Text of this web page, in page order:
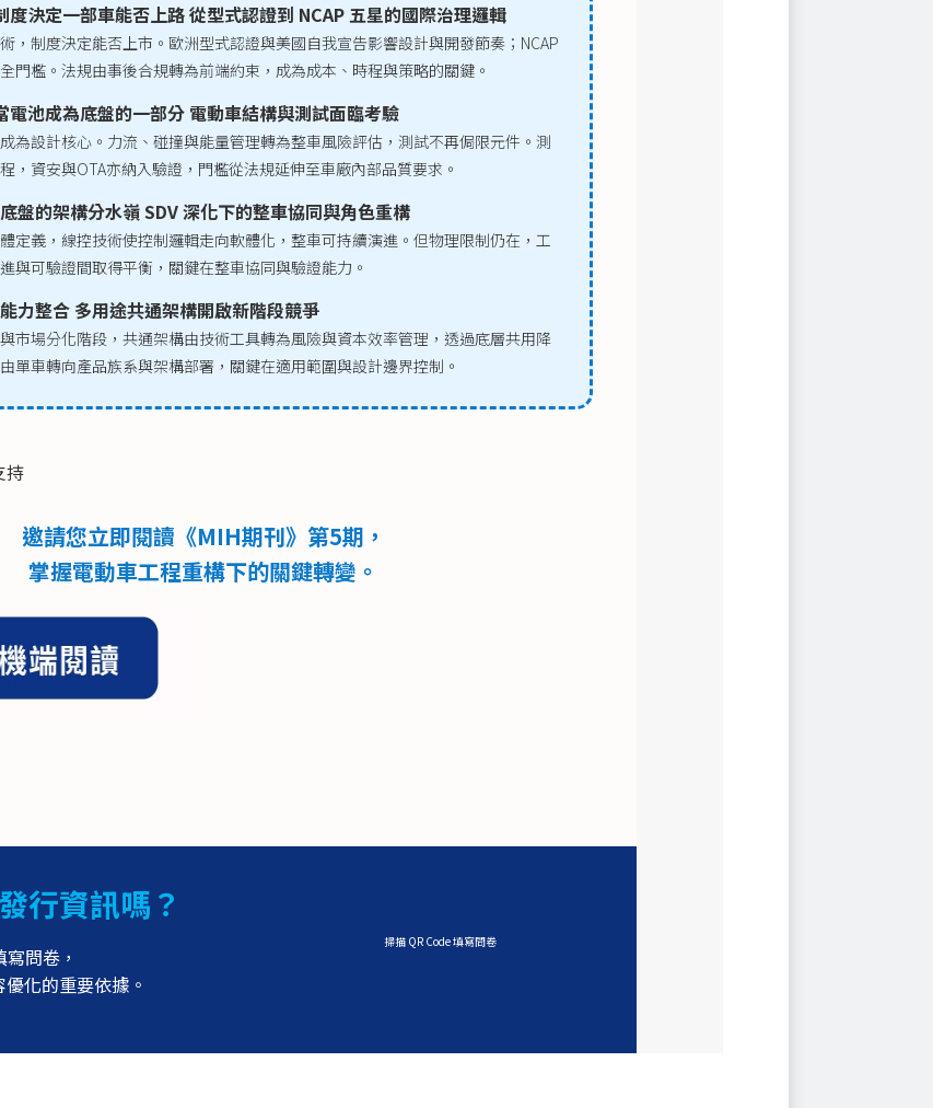
度決定一部車能否上路 從型式認證到 NCAP 五星的國際治理邏輯
，制度決定能否上市。歐洲型式認證與美國自我宣告影響設計與開發節奏；NCAP
門檻。法規由事後合規轉為前端約束，成為成本、時程與策略的關鍵。
電池成為底盤的一部分 電動車結構與測試面臨考驗
為設計核心。力流、碰撞與能量管理轉為整車風險評估，測試不再侷限元件。測
，資安與OTA亦納入驗證，門檻從法規延伸至車廠內部品質要求。
盤的架構分水嶺 SDV 深化下的整車協同與角色重構
定義，線控技術使控制邏輯走向軟體化，整車可持續演進。但物理限制仍在，工
與可驗證間取得平衡，關鍵在整車協同與驗證能力。
力整合 多用途共通架構開啟新階段競爭
市場分化階段，共通架構由技術工具轉為風險與資本效率管理，透過底層共用降
單車轉向產品族系與架構部署，關鍵在適用範圍與設計邊界控制。
持
邀請您立即閱讀《MIH期刊》第5期，
掌握電動車工程重構下的關鍵轉變。
行資訊嗎？
問卷，
化的重要依據。
掃描 QR Code 填寫問卷